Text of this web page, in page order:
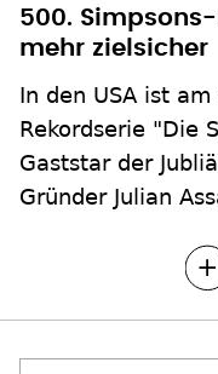
500.
mehr zielsicher
In den USA ist
Rekordserie "Die
Gaststar der
Gründer Julian